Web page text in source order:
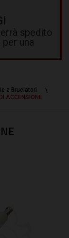
spedito
per una
e Bruciatori
ACCENSIONE